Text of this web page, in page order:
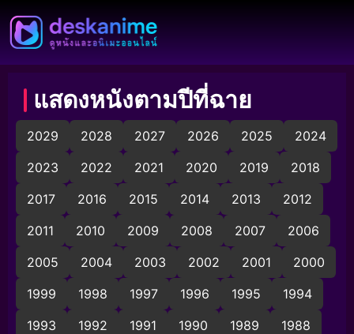
แสดงหนังตามปีที่ฉาย
2029 2028 2027 2026 2025
2024
2023
2022 2021 2020 2019
2018
2017
2016 2015 2014 2013
2012
2011
2010 2009 2008 2007
2006
2005
2004 2003 2002 2001
2000
1999
1998 1997 1996 1995
1994
1993
1992 1991 1990 1989
1988